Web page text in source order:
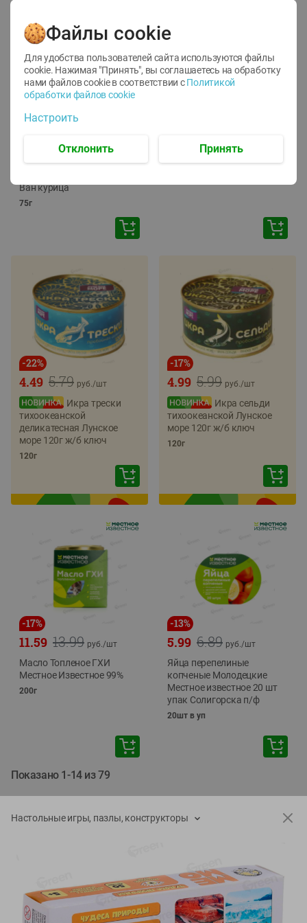
12
1.05 руб./
руб./шт
Корм влаж. для кош. с
Ван курица
75г
ТОФУ Vegetus ТВЕРДЫЙ
-22%
5.79
4.49 руб./шт
Икра трески
тихоокеанской
деликатесная Лунское
море 120г ж/б ключ
120г
-17%
5.99
4.99 руб./шт
Икра сельди
тихоокеанской Лунское
море 120г ж/б ключ
120г
-17%
13.99
11.59 руб./шт
Масло Топленое ГХИ
Местное Известное 99%
200г
-13%
6.89
5.99 руб./шт
Яйца перепелиные
копченые Молодецкие
Местное известное 20 шт
упак Солигорска п/ф
20шт в уп
Показано 1-14 из 79
Каталог товаров
Специально для вас
Настольные игры, пазлы, конструкторы
Файлы cookie
Для удобства пользователей сайта используются файлы
cookie. Нажимая "Принять", вы соглашаетесь на обработку
нами файлов cookie в соответствии с Политикой
обработки файлов cookie
Настроить
Отклонить Принять